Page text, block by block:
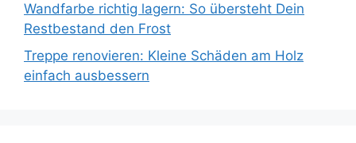
Wandfarbe richtig lagern: So übersteht Dein
Restbestand den Frost
Treppe renovieren: Kleine Schäden am Holz
einfach ausbessern